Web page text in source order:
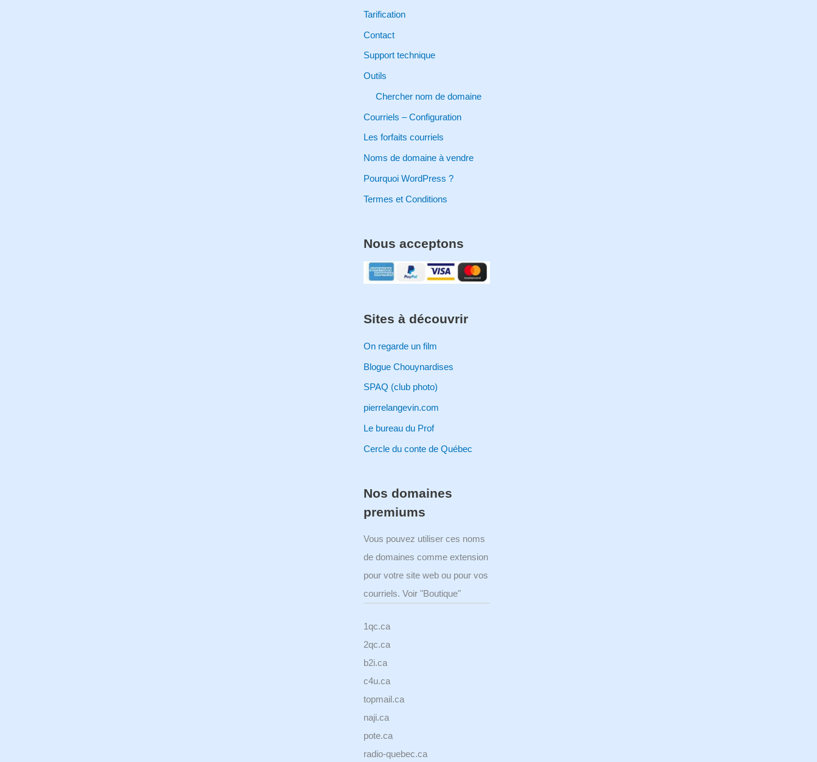
h
:
Tarification
Contact
Support technique
Outils
Chercher nom de domaine
Courriels – Configuration
Les forfaits courriels
Noms de domaine à vendre
Pourquoi WordPress ?
Termes et Conditions
Nous acceptons
Sites à découvrir
On regarde un film
Blogue Chouynardises
SPAQ (club photo)
pierrelangevin.com
Le bureau du Prof
Cercle du conte de Québec
Nos domaines
premiums
Vous pouvez utiliser ces noms
de domaines comme extension
pour votre site web ou pour vos
courriels. Voir "Boutique"
1qc.ca
2qc.ca
b2i.ca
c4u.ca
topmail.ca
naji.ca
pote.ca
radio-quebec.ca